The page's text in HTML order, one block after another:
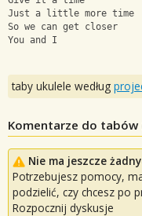
Just a little more time
So we can get closer
You and I
taby ukulele według
Komentarze do tabów
Nie ma jeszcze
Potrzebujesz pomocy,
podzielić, czy chcesz po
Rozpocznij dyskusje